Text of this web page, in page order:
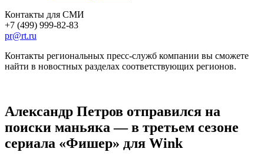
Контакты для СМИ
+7 (499) 999-82-83
pr@rt.ru
Контакты региональных пресс-служб компании вы сможете
найти в новостных разделах соответствующих регионов.
Александр Петров отправился на
поиски маньяка — в третьем сезоне
сериала «Фишер» для Wink